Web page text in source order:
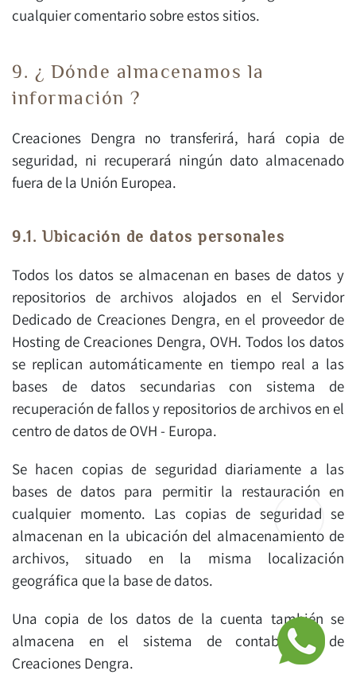
cualquier comentario sobre estos sitios.
9. ¿ Dónde almacenamos la
información ?
Creaciones Dengra no transferirá, hará copia de
seguridad, ni recuperará ningún dato almacenado
fuera de la Unión Europea.
9.1. Ubicación de datos personales
Todos los datos se almacenan en bases de datos y
repositorios de archivos alojados en el Servidor
Dedicado de Creaciones Dengra, en el proveedor de
Hosting de Creaciones Dengra, OVH. Todos los datos
se replican automáticamente en tiempo real a las
bases de datos secundarias con sistema de
recuperación de fallos y repositorios de archivos en el
centro de datos de OVH - Europa.
Se hacen copias de seguridad diariamente a las
bases de datos para permitir la restauración en
cualquier momento. Las copias de seguridad se
almacenan en la ubicación del almacenamiento de
archivos, situado en la misma localización
geográfica que la base de datos.
Una copia de los datos de la cuenta también se
almacena en el sistema de contabilidad de
Creaciones Dengra.